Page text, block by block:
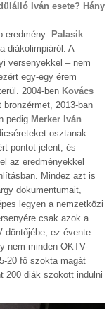
Iván esete? Hány
eredmény: Palasik
diákolimpiáról. A
versenyekkel – nem
egy-egy érem
2004-ben Kovács
bronzérmet, 2013-ban
pedig Merker Iván
osztanak
pontot jelent, és
az eredményekkel
Mindez azt is
dokumentumait,
legyen a nemzetközi
csak azok a
döntőjébe, ez évente
nem minden OKTV-
20 fő szokta magát
200 diák szokott indulni